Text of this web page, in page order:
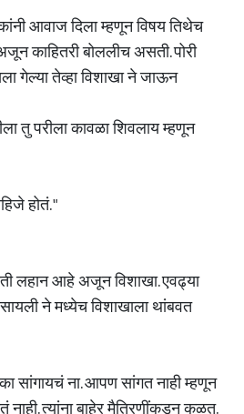
आवाज दिला म्हणून विषय तिथेच
काहितरी बोललीच असती. पोरी
गेल्या तेव्हा विशाखा ने जाऊन
तु परीला कावळा शिवलाय म्हणून
होतं. "
ती लहान आहे अजून विशाखा. एवढ्या
ने मध्येच विशाखाला थांबवत
सांगायचं ना. आपण सांगत नाही म्हणून